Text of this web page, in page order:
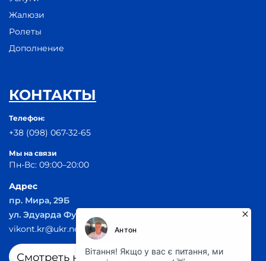
Жалюзи
Ролеты
Дополнение
КОНТАКТЫ
Телефон:
+38 (098) 067-32-65
Мы на связи
Пн-Вс: 09:00–20:00
Адрес
пр. Мира, 29Б
ул. Эдуарда Фукса 55
vikont.kr@ukr.net
Смотреть на карте